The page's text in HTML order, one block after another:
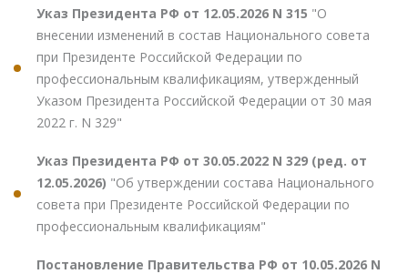
Указ Президента РФ от 12.05.2026 N 315 "О
внесении изменений в состав Национального совета
при Президенте Российской Федерации по
профессиональным квалификациям, утвержденный
Указом Президента Российской Федерации от 30 мая
2022 г. N 329"
Указ Президента РФ от 30.05.2022 N 329 (ред. от
12.05.2026) "Об утверждении состава Национального
совета при Президенте Российской Федерации по
профессиональным квалификациям"
Постановление Правительства РФ от 10.05.2026 N